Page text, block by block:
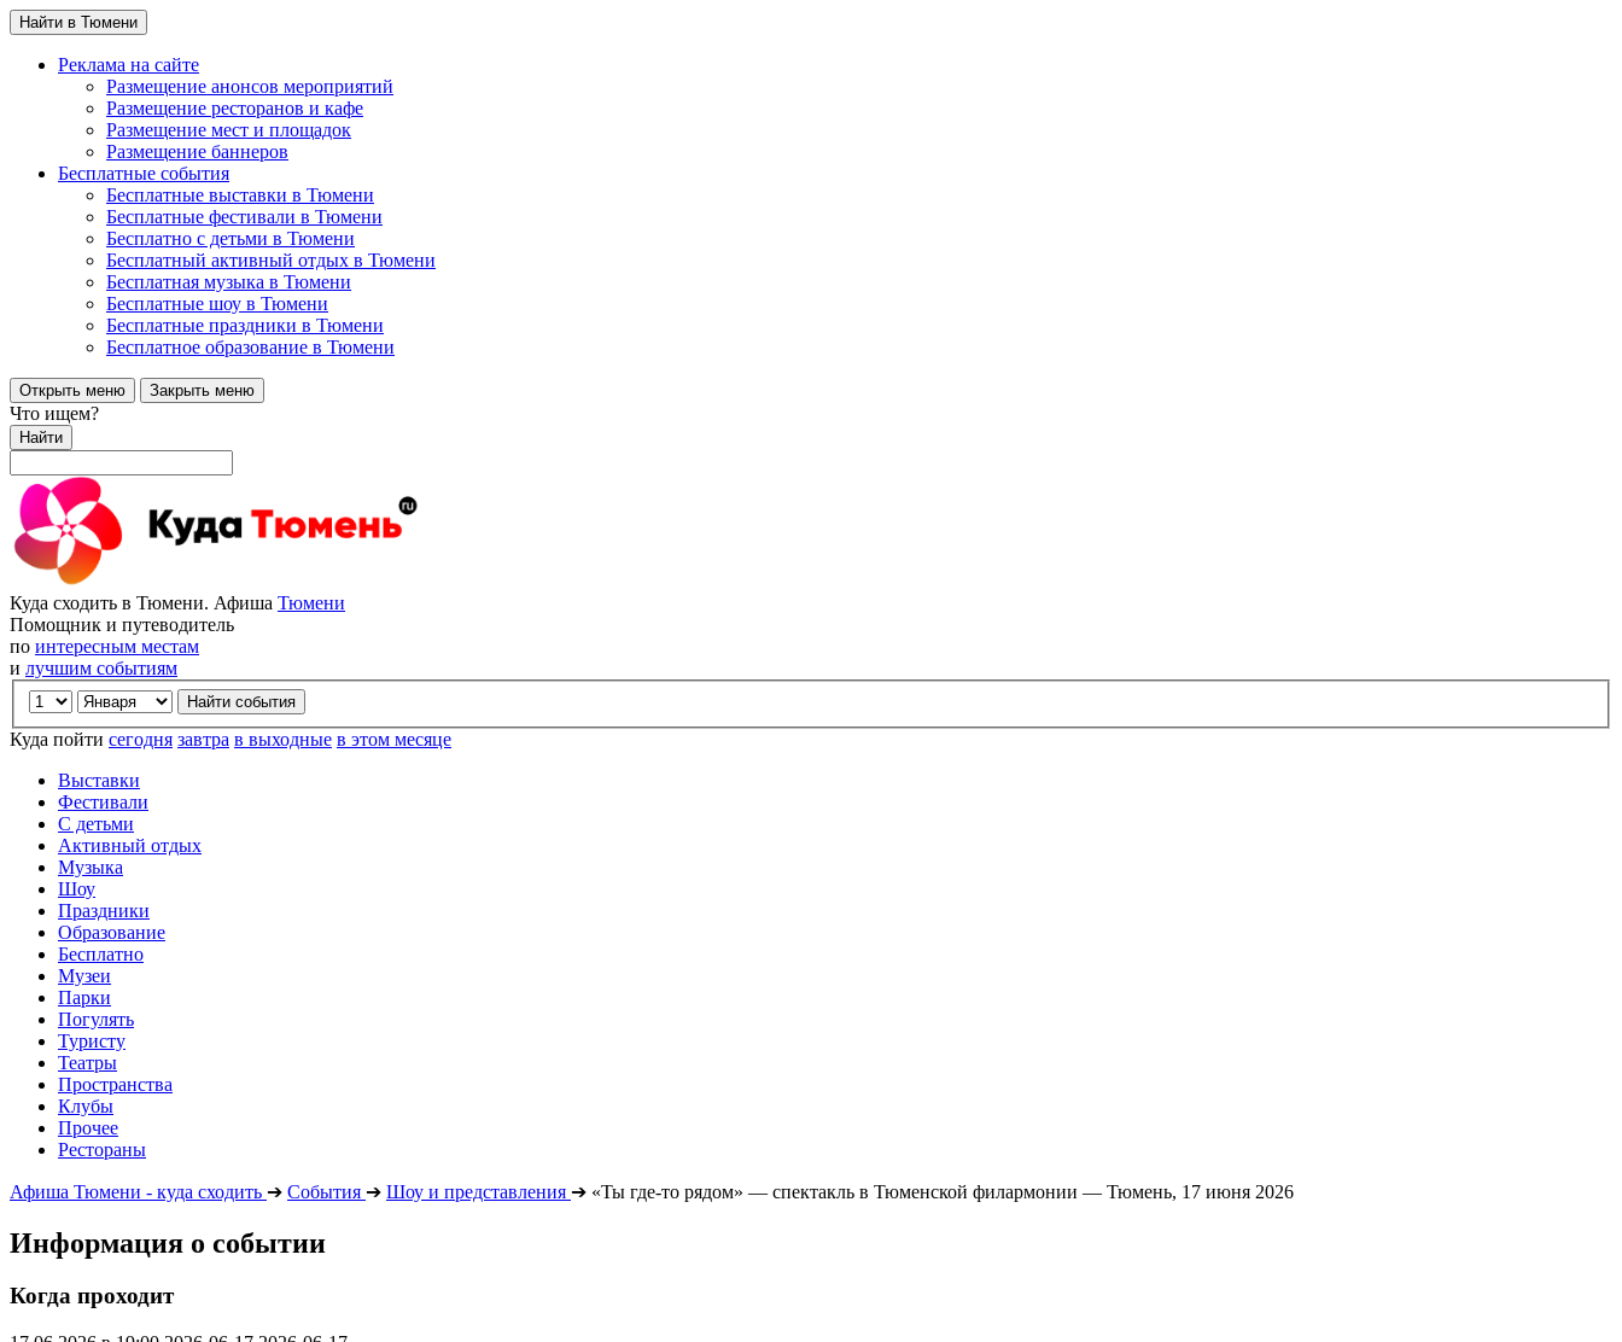
Найти в Тюмени
Реклама на сайте
Размещение анонсов мероприятий
Размещение ресторанов и кафе
Размещение мест и площадок
Размещение баннеров
Бесплатные события
Бесплатные выставки в Тюмени
Бесплатные фестивали в Тюмени
Бесплатно с детьми в Тюмени
Бесплатный активный отдых в Тюмени
Бесплатная музыка в Тюмени
Бесплатные шоу в Тюмени
Бесплатные праздники в Тюмени
Бесплатное образование в Тюмени
Открыть меню Закрыть меню
Что ищем?
Найти
Куда сходить в Тюмени. Афиша Тюмени
Помощник и путеводитель
по интересным местам
и лучшим событиям
Куда пойти сегодня завтра в выходные в этом месяце
Выставки
Фестивали
С детьми
Активный отдых
Музыка
Шоу
Праздники
Образование
Бесплатно
Музеи
Парки
Погулять
Туристу
Театры
Пространства
Клубы
Прочее
Рестораны
Афиша Тюмени - куда сходить ➔ События ➔ Шоу и представления ➔ «Ты где-то рядом» — спектакль в Тюменской филармонии — Тюмень, 17 июня 2026
Информация о событии
Когда проходит